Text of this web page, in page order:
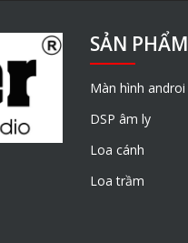
SẢN PHẨM
Màn hình androi
DSP âm ly
Loa cánh
Loa trầm